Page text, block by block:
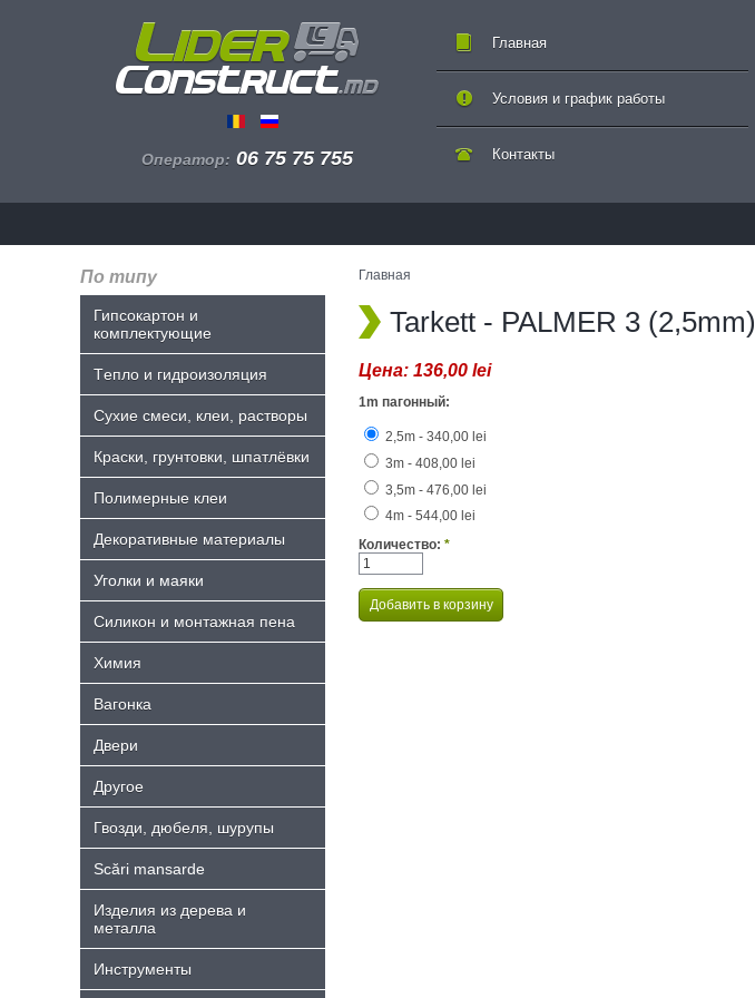
Оператор: 06 75 75 755
Главная
Контакты
Условия и график работы
По типу
Гипсокартон и
комплектующие
Tепло и гидроизоляция
Сухие смеси, клеи, растворы
Краски, грунтовки, шпатлёвки
Полимерные клеи
Декоративные материалы
Уголки и маяки
Силикон и монтажная пена
Химия
Bагонка
Двери
Другое
Гвозди, дюбеля, шурупы
Scări mansarde
Изделия из дерева и
металла
Инструменты
Главная
Tarkett - PALMER 3 (2,5mm)
Цена: 136,00 lei
1m пагонный:
2,5m - 340,00 lei
3m - 408,00 lei
3,5m - 476,00 lei
4m - 544,00 lei
Количество: *